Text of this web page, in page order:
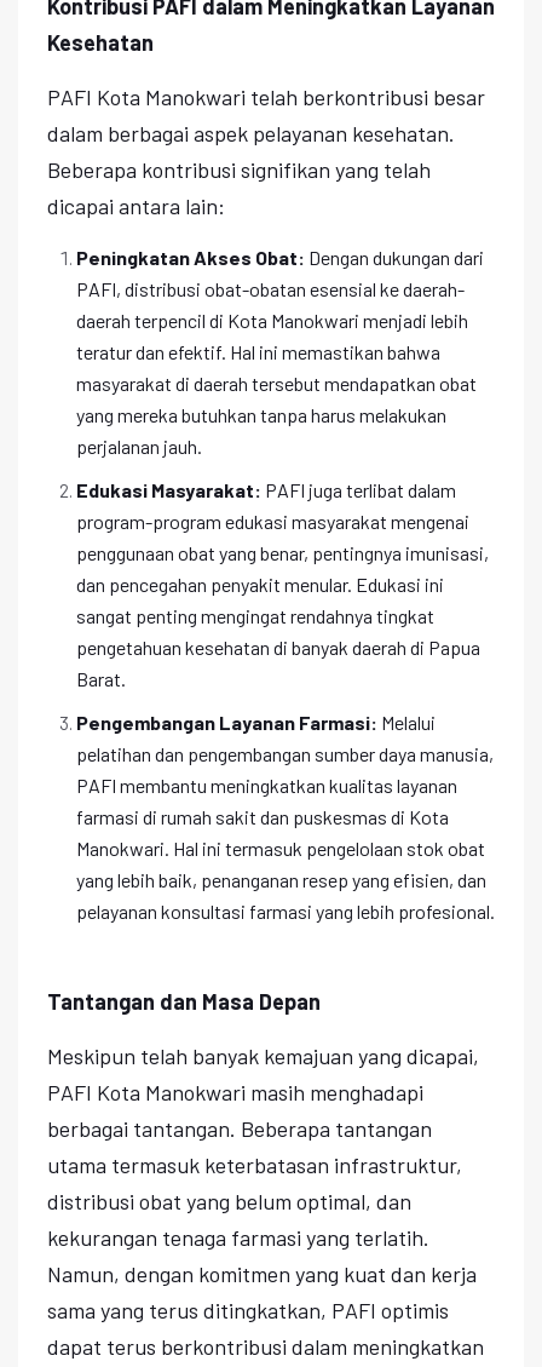
Kontribusi PAFI dalam Meningkatkan Layanan
Kesehatan
PAFI Kota Manokwari telah berkontribusi besar
dalam berbagai aspek pelayanan kesehatan.
Beberapa kontribusi signifikan yang telah
dicapai antara lain:
Peningkatan Akses Obat: Dengan dukungan dari
PAFI, distribusi obat-obatan esensial ke daerah-
daerah terpencil di Kota Manokwari menjadi lebih
teratur dan efektif. Hal ini memastikan bahwa
masyarakat di daerah tersebut mendapatkan obat
yang mereka butuhkan tanpa harus melakukan
perjalanan jauh.
Edukasi Masyarakat: PAFI juga terlibat dalam
program-program edukasi masyarakat mengenai
penggunaan obat yang benar, pentingnya imunisasi,
dan pencegahan penyakit menular. Edukasi ini
sangat penting mengingat rendahnya tingkat
pengetahuan kesehatan di banyak daerah di Papua
Barat.
Pengembangan Layanan Farmasi: Melalui
pelatihan dan pengembangan sumber daya manusia,
PAFI membantu meningkatkan kualitas layanan
farmasi di rumah sakit dan puskesmas di Kota
Manokwari. Hal ini termasuk pengelolaan stok obat
yang lebih baik, penanganan resep yang efisien, dan
pelayanan konsultasi farmasi yang lebih profesional.
Tantangan dan Masa Depan
Meskipun telah banyak kemajuan yang dicapai,
PAFI Kota Manokwari masih menghadapi
berbagai tantangan. Beberapa tantangan
utama termasuk keterbatasan infrastruktur,
distribusi obat yang belum optimal, dan
kekurangan tenaga farmasi yang terlatih.
Namun, dengan komitmen yang kuat dan kerja
sama yang terus ditingkatkan, PAFI optimis
dapat terus berkontribusi dalam meningkatkan